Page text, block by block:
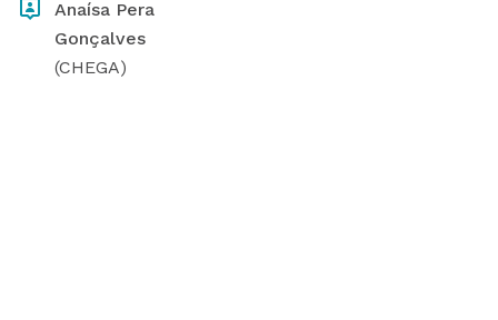
Anaísa Pera
Gonçalves
(CHEGA)